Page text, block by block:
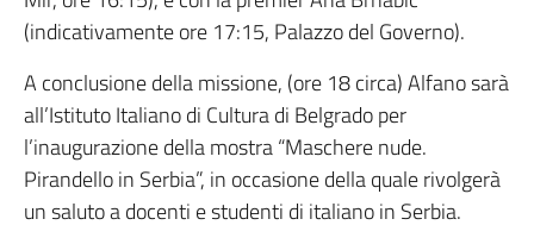
(indicativamente ore 17:15, Palazzo del Governo).
A conclusione della missione, (ore 18 circa) Alfano sarà
all’Istituto Italiano di Cultura di Belgrado per
l’inaugurazione della mostra “Maschere nude.
Pirandello in Serbia”, in occasione della quale rivolgerà
un saluto a docenti e studenti di italiano in Serbia.